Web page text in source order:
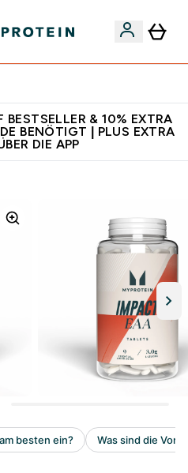
& 10% EXTRA
BENÖTIGT | PLUS EXTRA
DIE APP